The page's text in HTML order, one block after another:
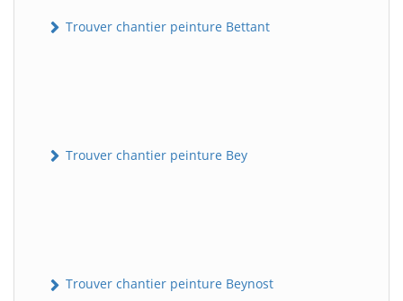
Trouver chantier peinture Bettant
Trouver chantier peinture Bey
Trouver chantier peinture Beynost